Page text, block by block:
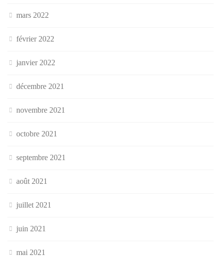
mars 2022
février 2022
janvier 2022
décembre 2021
novembre 2021
octobre 2021
septembre 2021
août 2021
juillet 2021
juin 2021
mai 2021